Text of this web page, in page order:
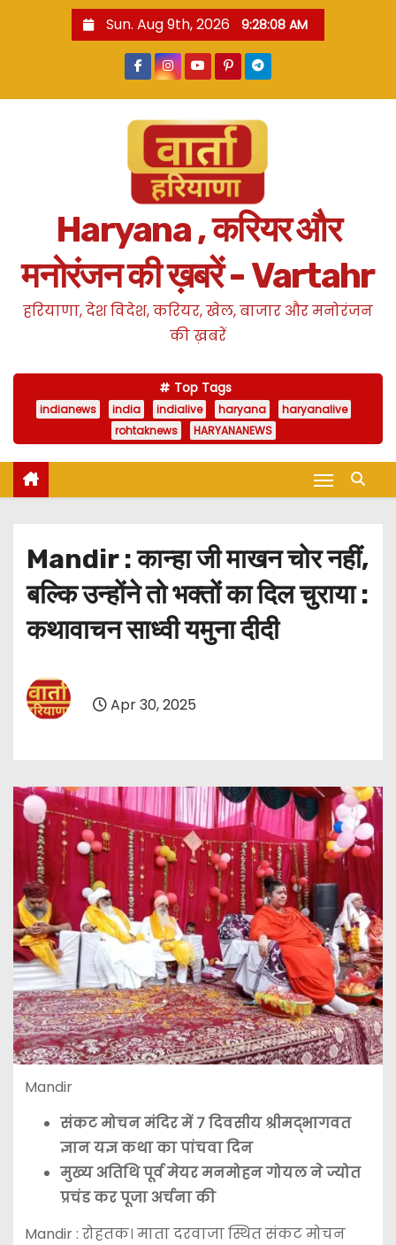
Sun. Aug 9th, 2026 9:28:09 AM
Haryana , करियर और
मनोरंजन की ख़बरें - Vartahr
हरियाणा, देश विदेश, करियर, खेल, बाजार और मनोरंजन
की ख़बरें
Top Tags
indianews india indialive haryana
haryanalive
rohtaknews
HARYANANEWS
Mandir : कान्हा जी माखन चोर नहीं,
बल्कि उन्होंने तो भक्तों का दिल चुराया :
कथावाचन साध्वी यमुना दीदी
Apr 30, 2025
Mandir
संकट मोचन मंदिर में 7 दिवसीय श्रीमद्भागवत
ज्ञान यज्ञ कथा का पांचवा दिन
मुख्य अतिथि पूर्व मेयर मनमोहन गोयल ने ज्योत
प्रचंड कर पूजा अर्चना की
Mandir : रोहतक। माता दरवाजा स्थित संकट मोचन